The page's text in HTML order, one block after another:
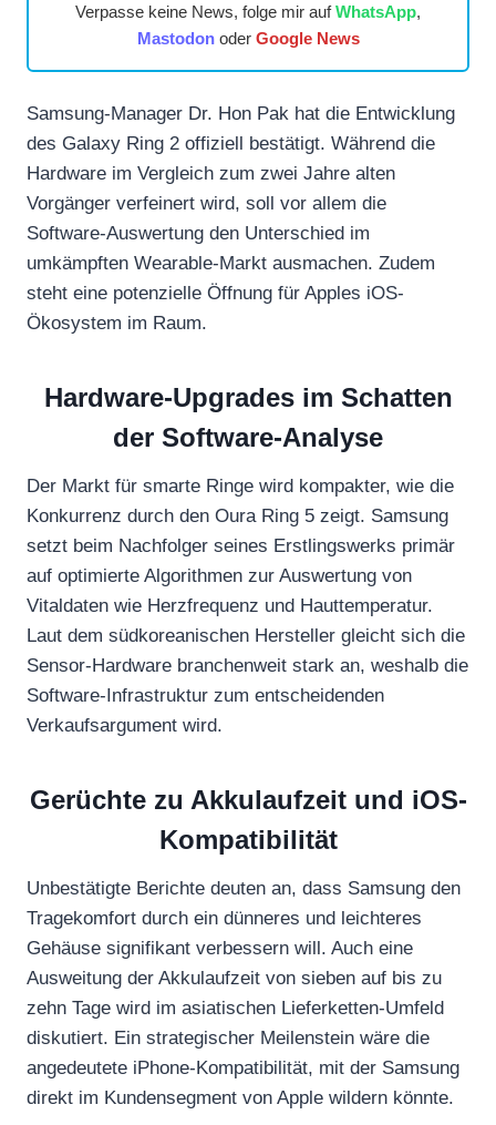
Verpasse keine News, folge mir aufWhatsApp,
Mastodonoder Google News
Samsung-Manager Dr. Hon Pak hat die Entwicklung
des Galaxy Ring 2 offiziell bestätigt. Während die
Hardware im Vergleich zum zwei Jahre alten
Vorgänger verfeinert wird, soll vor allem die
Software-Auswertung den Unterschied im
umkämpften Wearable-Markt ausmachen. Zudem
steht eine potenzielle Öffnung für Apples iOS-
Ökosystem im Raum.
Hardware-Upgrades im Schatten
der Software-Analyse
Der Markt für smarte Ringe wird kompakter, wie die
Konkurrenz durch den Oura Ring 5 zeigt. Samsung
setzt beim Nachfolger seines Erstlingswerks primär
auf optimierte Algorithmen zur Auswertung von
Vitaldaten wie Herzfrequenz und Hauttemperatur.
Laut dem südkoreanischen Hersteller gleicht sich die
Sensor-Hardware branchenweit stark an, weshalb die
Software-Infrastruktur zum entscheidenden
Verkaufsargument wird.
Gerüchte zu Akkulaufzeit und iOS-
Kompatibilität
Unbestätigte Berichte deuten an, dass Samsung den
Tragekomfort durch ein dünneres und leichteres
Gehäuse signifikant verbessern will. Auch eine
Ausweitung der Akkulaufzeit von sieben auf bis zu
zehn Tage wird im asiatischen Lieferketten-Umfeld
diskutiert. Ein strategischer Meilenstein wäre die
angedeutete iPhone-Kompatibilität, mit der Samsung
direkt im Kundensegment von Apple wildern könnte.